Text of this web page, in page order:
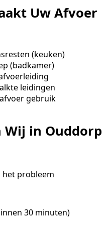
Uw Afvoer
(keuken)
(badkamer)
leidingen
gebruik
Wij in Ouddorp
het probleem
30 minuten)